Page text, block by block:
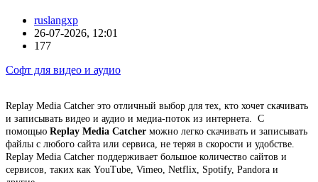
ruslangxp
26-07-2026, 12:01
177
Софт для видео и аудио
Replay Media Catcher это отличный выбор для тех, кто хочет скачивать
и записывать видео и аудио и медиа-поток из интернета. С
помощью Replay Media Catcher можно легко скачивать и записывать
файлы с любого сайта или сервиса, не теряя в скорости и удобстве.
Replay Media Catcher поддерживает большое количество сайтов и
сервисов, таких как YouTube, Vimeo, Netflix, Spotify, Pandora и